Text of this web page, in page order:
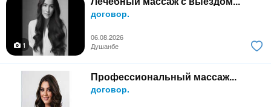
договор.
06.08.2026
1
Душанбе
Профессиональный массаж...
договор.